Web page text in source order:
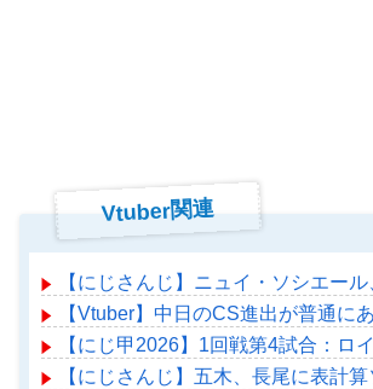
Vtuber関連
【にじさんじ】ニュイ・ソシエー
【Vtuber】中日のCS進出が普通に
【にじ甲2026】1回戦第4試合：ロ
【にじさんじ】五木、長尾に表計